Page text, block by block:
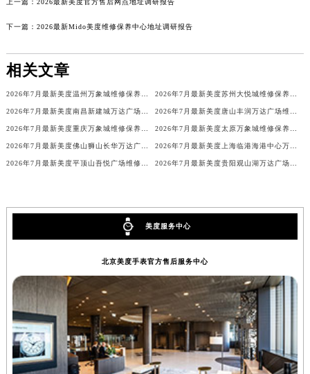
上一篇： 2026最新美度官方售后网点地址调研报告
下一篇： 2026最新Mido美度维修保养中心地址调研报告
相关文章
美度服务中心
北京美度手表官方售后服务中心